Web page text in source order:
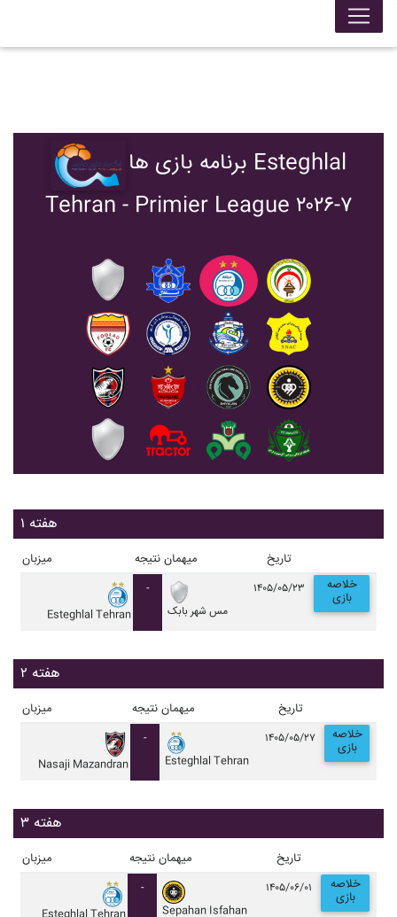
برنامه بازی ها Esteghlal
Tehran - Primier League ۲۰۲۶-۷
هفته ۱
میزبان نتیجه میهمان تاریخ
Esteghlal Tehran
-
مس شهر بابک
۱۴۰۵/۰۵/۲۳ خلاصه
بازی
هفته ۲
میزبان نتیجه میهمان تاریخ
Nasaji Mazandran
-
Esteghlal Tehran
۱۴۰۵/۰۵/۲۷ خلاصه
بازی
هفته ۳
میزبان نتیجه میهمان تاریخ
-
Sepahan Isfahan
۱۴۰۵/۰۶/۰۱ خلاصه
بازی